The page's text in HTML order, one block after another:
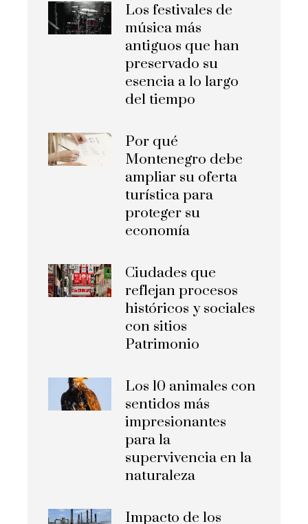
Los festivales de
música más
antiguos que han
preservado su
esencia a lo largo
del tiempo
Por qué
Montenegro debe
ampliar su oferta
turística para
proteger su
economía
Ciudades que
reflejan procesos
históricos y sociales
con sitios
Patrimonio
Los 10 animales con
sentidos más
impresionantes
para la
supervivencia en la
naturaleza
Impacto de los